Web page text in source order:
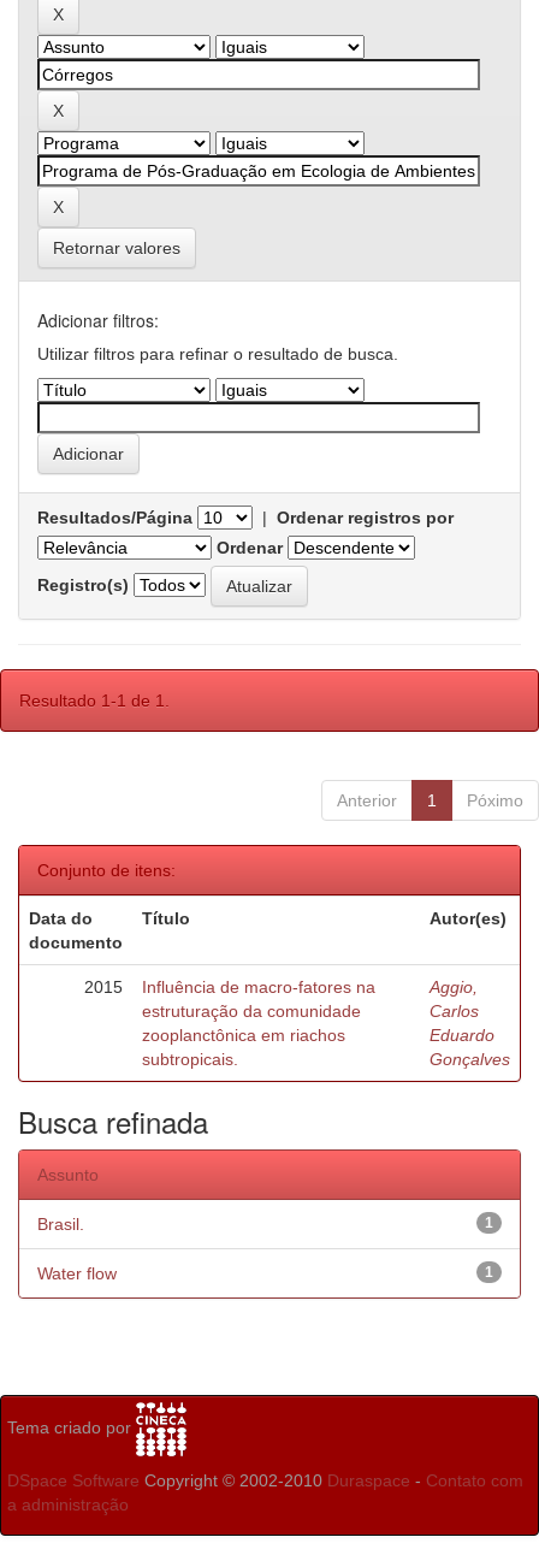
Retornar valores
Adicionar filtros:
Utilizar filtros para refinar o resultado de busca.
Resultados/Página | Ordenar registros por
Ordenar
Registro(s)
Resultado 1-1 de 1.
Anterior 1 Póximo
Conjunto de itens:
Data do
documento
Título Autor(es)
2015
Influência de macro-fatores na
estruturação da comunidade
zooplanctônica em riachos
subtropicais.
Aggio,
Carlos
Eduardo
Gonçalves
Busca refinada
Assunto
1
Brasil.
1
Water flow
Tema criado por
DSpace Software Copyright © 2002-2010 Duraspace - Contato com
a administração